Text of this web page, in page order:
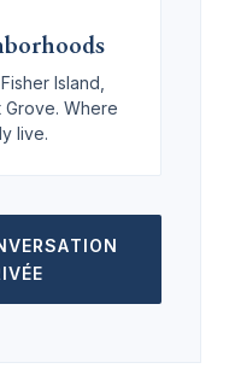
Island,
Grove. Where
live.